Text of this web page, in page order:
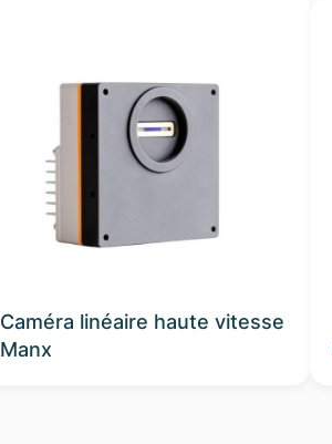
Caméra linéaire haute vitesse
Manx